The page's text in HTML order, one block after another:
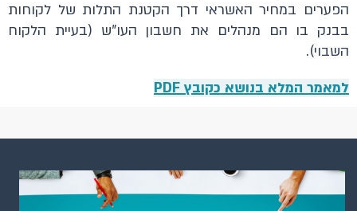
הפערים במחיר האשראי דרך הקטנת התלות של לקוחות
בבנק בו הם מנהלים את חשבון העו"ש (בעיית הלקוח
השבוי).
למאמר המלא בנושא כקובץ PDF